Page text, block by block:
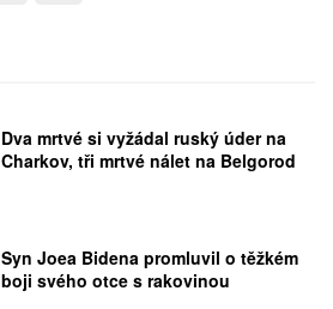
Dva mrtvé si vyžádal ruský úder na
Charkov, tři mrtvé nálet na Belgorod
Syn Joea Bidena promluvil o těžkém
boji svého otce s rakovinou